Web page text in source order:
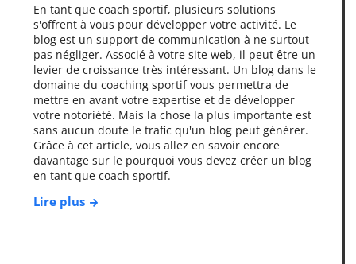
En tant que coach sportif, plusieurs solutions
s'offrent à vous pour développer votre activité. Le
blog est un support de communication à ne surtout
pas négliger. Associé à votre site web, il peut être un
levier de croissance très intéressant. Un blog dans le
domaine du coaching sportif vous permettra de
mettre en avant votre expertise et de développer
votre notoriété. Mais la chose la plus importante est
sans aucun doute le trafic qu'un blog peut générer.
Grâce à cet article, vous allez en savoir encore
davantage sur le pourquoi vous devez créer un blog
en tant que coach sportif.
Lire plus